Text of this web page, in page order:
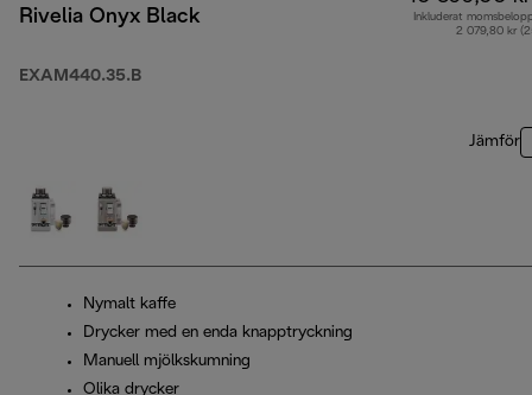
Rivelia Onyx Black
EXAM440.35.B
Inkluderat
2 079,80 kr
Jämför
Nymalt kaffe
Drycker med en enda knapptryckning
Manuell mjölkskumning
Olika drycker